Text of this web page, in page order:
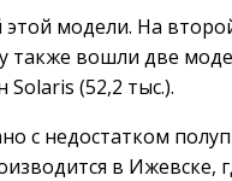
модели. На
также вошли две
(52,2 тыс.).
с недостатком
в Ижевске,